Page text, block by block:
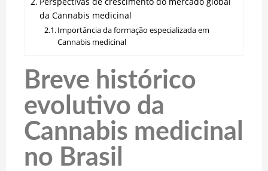
da Cannabis medicinal
Importância da formação especializada em
Cannabis medicinal
Breve histórico
evolutivo da
Cannabis medicinal
no Brasil